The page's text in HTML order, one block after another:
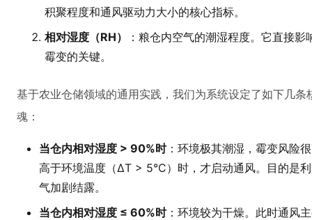
积聚程度和通风驱动力大小的核心指标。
相对湿度（RH）
：粮仓内空气的潮湿程度。它直接
霉变的关键。
基于农业仓储领域的通用实践，我们为系统设定了如下几
魂：
当仓内相对湿度 > 90%时：环境极其潮湿，霉变风险
高于环境温度（ΔT > 5°C）时，才启动通风。目的是
气加剧结露。
当仓内相对湿度 ≤ 60%时：环境较为干燥。此时通风